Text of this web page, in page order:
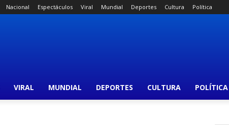
Nacional Espectáculos Viral Mundial Deportes Cultura Política
VIRAL MUNDIAL DEPORTES CULTURA POLÍTICA